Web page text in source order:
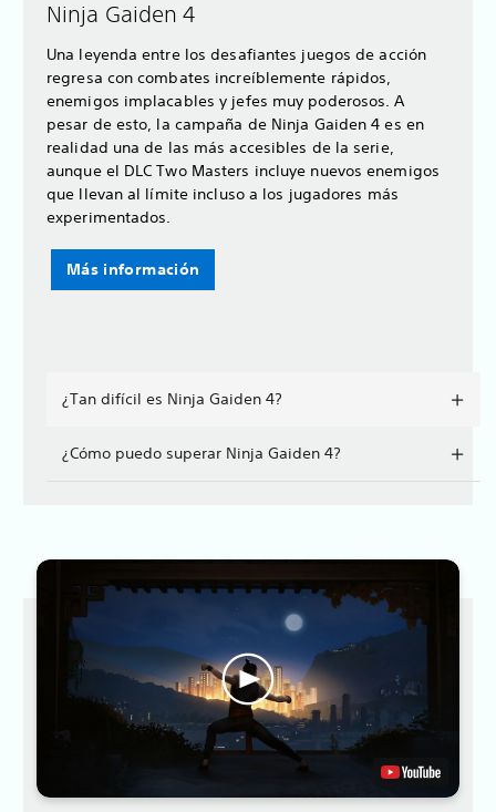
Ninja Gaiden 4
Una leyenda entre los desafiantes juegos de acción
regresa con combates increíblemente rápidos,
enemigos implacables y jefes muy poderosos. A
pesar de esto, la campaña de Ninja Gaiden 4 es en
realidad una de las más accesibles de la serie,
aunque el DLC Two Masters incluye nuevos enemigos
que llevan al límite incluso a los jugadores más
experimentados.
Más información
¿Tan difícil es Ninja Gaiden 4?
¿Cómo puedo superar Ninja Gaiden 4?